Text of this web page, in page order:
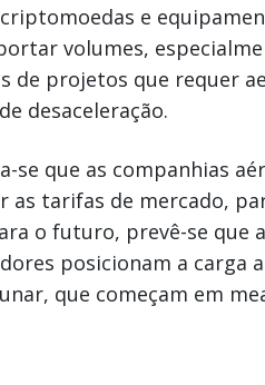
e
volumes,
de projetos que requer
desaceleração.
se que as companhias
as tarifas de mercado,
o futuro, prevê-se que
posicionam a carga
que começam em